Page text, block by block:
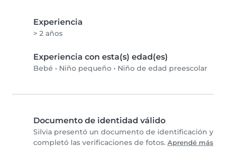
Experiencia
> 2 años
Experiencia con esta(s) edad(es)
Bebé • Niño pequeño • Niño de edad preescolar
Documento de identidad válido
Silvia presentó un documento de identificación y
completó las verificaciones de fotos. Aprendé más